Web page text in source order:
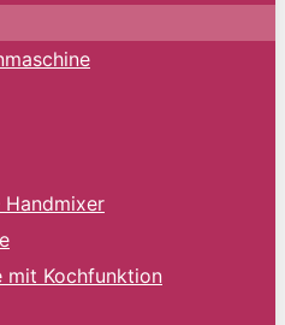
Handmixer
mit Kochfunktion